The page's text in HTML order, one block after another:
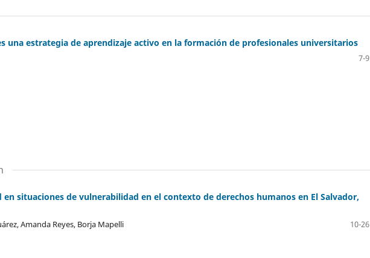
una estrategia de aprendizaje activo en la formación de profesionales universitarios
7-9
situaciones de vulnerabilidad en el contexto de derechos humanos en El Salvador,
Amanda Reyes, Borja Mapelli
10-26